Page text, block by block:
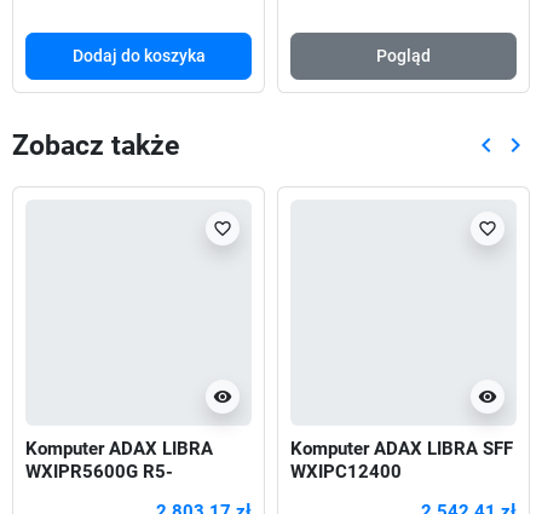
Dodaj do koszyka Pogląd
Zobacz także keyboard_arrow_left keyboard_arrow_right
visibility
favorite_border
Komputer ADAX LIBRA
WXIPR5600G R5-
visibility
favorite_border
Komputer ADAX LIBRA SFF
WXIPC12400